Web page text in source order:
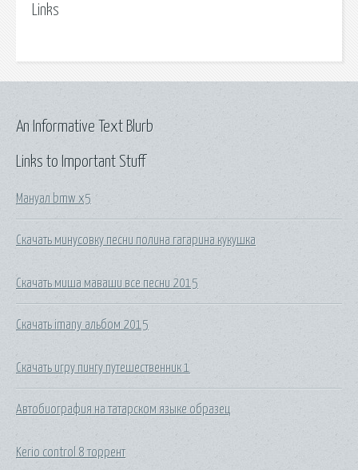
Links
Links to Important Stuff
Мануал bmw x5
Скачать минусовку песни полина гагарина кукушка
Скачать миша маваши все песни 2015
Скачать imany альбом 2015
Скачать игру пингу путешественник 1
Автобиография на татарском языке образец
Kerio control 8 торрент
An Informative Text Blurb